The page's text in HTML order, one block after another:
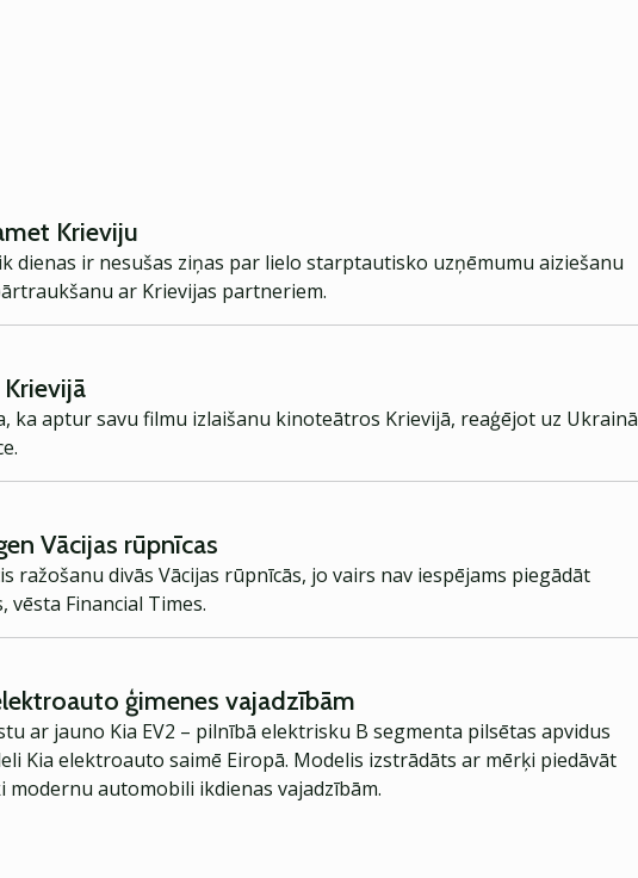
Krieviju
dienas ir nesušas ziņas par lielo starptautisko uzņēmumu aiziešanu
ar Krievijas partneriem.
ka aptur savu filmu izlaišanu kinoteātros Krievijā, reaģējot uz Ukrainā
Vācijas rūpnīcas
ražošanu divās Vācijas rūpnīcās, jo vairs nav iespējams piegādāt
vēsta Financial Times.
ģimenes vajadzībām
ar jauno Kia EV2 – pilnībā elektrisku B segmenta pilsētas apvidus
Kia elektroauto saimē Eiropā. Modelis izstrādāts ar mērķi piedāvāt
automobili ikdienas vajadzībām.